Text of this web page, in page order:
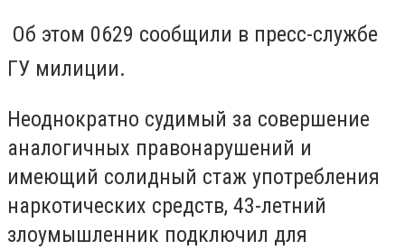
Об этом 0629 сообщили в пресс-службе
ГУ милиции.
Неоднократно судимый за совершение
аналогичных правонарушений и
имеющий солидный стаж употребления
наркотических средств, 43-летний
злоумышленник подключил для